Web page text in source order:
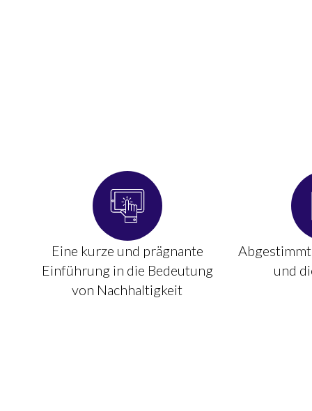
Eine kurze und prägnante
Einführung in die Bedeutung
von Nachhaltigkeit
und